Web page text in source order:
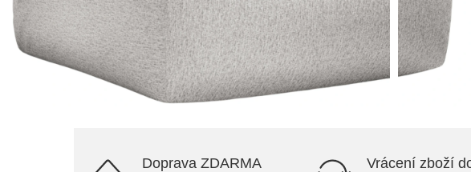
Doprava ZDARMA Vrácení zboží